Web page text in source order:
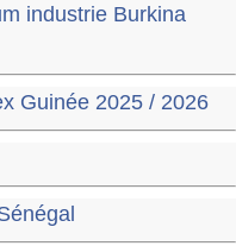
industrie Burkina
Guinée 2025 / 2026